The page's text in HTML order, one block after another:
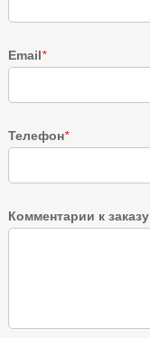
Email*
Телефон*
Комментарии к заказу